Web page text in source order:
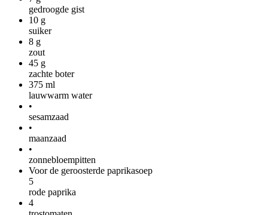
gedroogde gist
10 g
suiker
8 g
zout
45 g
zachte boter
375 ml
lauwwarm water
•
sesamzaad
•
maanzaad
•
zonnebloempitten
Voor de geroosterde paprikasoep
5
rode paprika
4